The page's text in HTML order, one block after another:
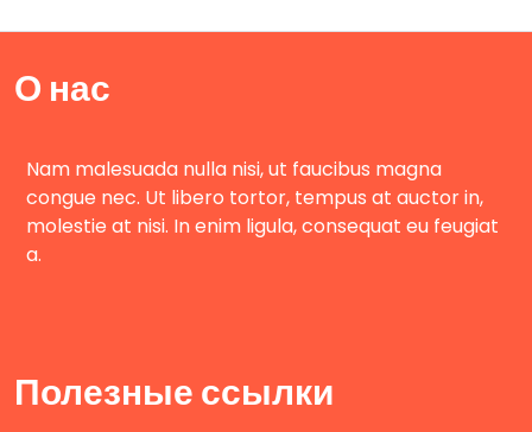
О нас
Nam malesuada nulla nisi, ut faucibus magna
congue nec. Ut libero tortor, tempus at auctor in,
molestie at nisi. In enim ligula, consequat eu feugiat
a.
Полезные ссылки